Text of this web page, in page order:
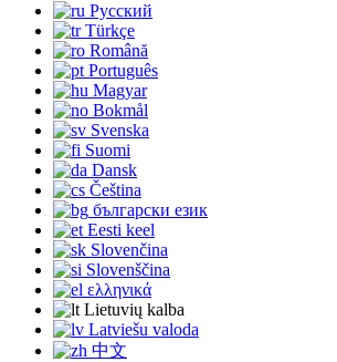
Русский
Türkçe
Română
Português
Magyar
Bokmål
Svenska
Suomi
Dansk
Čeština
български език
Eesti keel
Slovenčina
Slovenščina
ελληνικά
Lietuvių kalba
Latviešu valoda
中文